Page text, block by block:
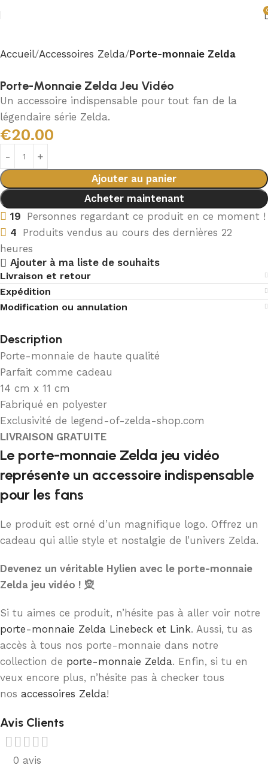
Accueil Accessoires Zelda Porte-monnaie Zelda
Porte-Monnaie Zelda Jeu Vidéo
Un accessoire indispensable pour tout fan de la
légendaire série Zelda.
€20.00
Ajouter au panier
Acheter maintenant
19 Personnes regardant ce produit en ce moment !
4 Produits vendus au cours des dernières 22
heures
Ajouter à ma liste de souhaits
Livraison et retour
Expédition
Modification ou annulation
Description
Porte-monnaie de haute qualité
Parfait comme cadeau
14 cm x 11 cm
Fabriqué en polyester
Exclusivité de legend-of-zelda-shop.com
LIVRAISON GRATUITE
Le porte-monnaie Zelda jeu vidéo
représente un accessoire indispensable
pour les fans
Le produit est orné d’un magnifique logo. Offrez un
cadeau qui allie style et nostalgie de l’univers Zelda.
Devenez un véritable Hylien avec le porte-monnaie
Zelda jeu vidéo ! 🧝
Si tu aimes ce produit, n’hésite pas à aller voir notre
porte-monnaie Zelda Linebeck et Link. Aussi, tu as
accès à tous nos porte-monnaie dans notre
collection de porte-monnaie Zelda. Enfin, si tu en
veux encore plus, n’hésite pas à checker tous
nos accessoires Zelda!
Avis Clients
0 avis